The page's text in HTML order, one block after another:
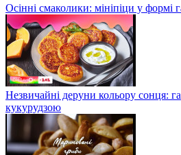
Осінні смаколики: мініпіци у формі
Незвичайні деруни кольору сонця:
кукурудзою